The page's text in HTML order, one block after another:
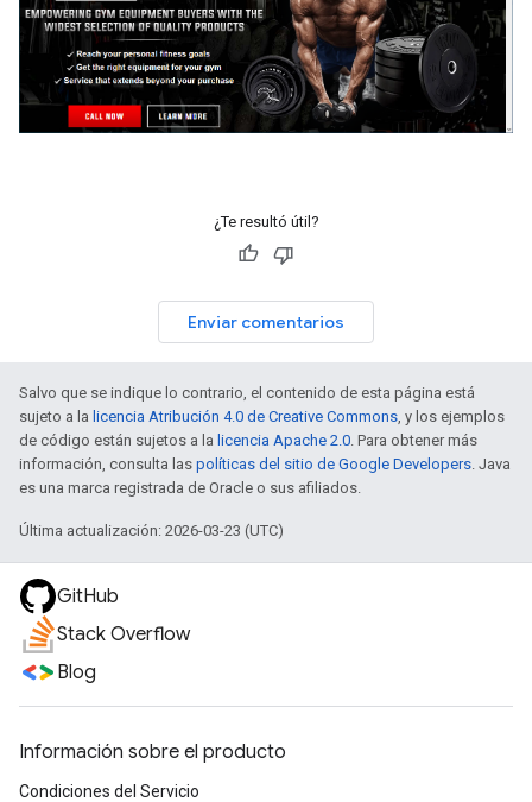
¿Te resultó útil?
Enviar comentarios
Salvo que se indique lo contrario, el contenido de esta página está
sujeto a la licencia Atribución 4.0 de Creative Commons , y los ejemplos
de código están sujetos a la licencia Apache 2.0 . Para obtener más
información, consulta las políticas del sitio de Google Developers . Java
es una marca registrada de Oracle o sus afiliados.
Última actualización: 2026-03-23 (UTC)
GitHub
Stack Overflow
Blog
Información sobre el producto
Condiciones del Servicio